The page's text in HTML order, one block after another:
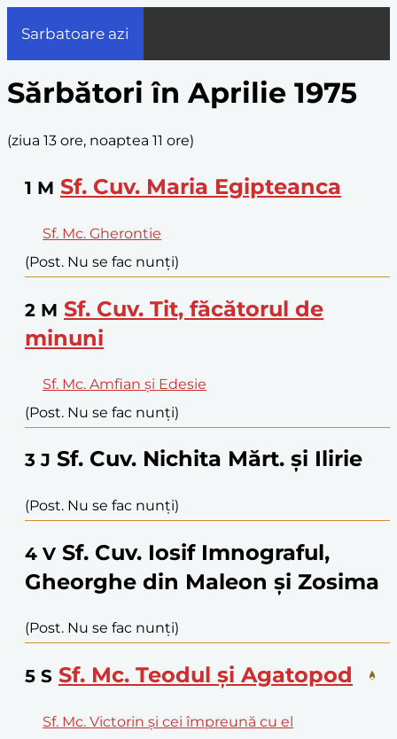
Sarbatoare azi
Sărbători în Aprilie 1975
(ziua 13 ore, noaptea 11 ore)
1 M Sf. Cuv. Maria Egipteanca
Sf. Mc. Gherontie
(Post. Nu se fac nunți)
2 M Sf. Cuv. Tit, făcătorul de
minuni
Sf. Mc. Amfian și Edesie
(Post. Nu se fac nunți)
3 J Sf. Cuv. Nichita Mărt. și Ilirie
(Post. Nu se fac nunți)
4 V Sf. Cuv. Iosif Imnograful,
Gheorghe din Maleon și Zosima
(Post. Nu se fac nunți)
5 S Sf. Mc. Teodul și Agatopod
Sf. Mc. Victorin și cei împreună cu el